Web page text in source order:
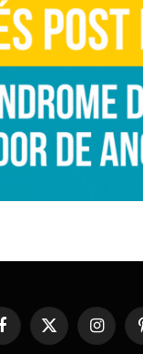
Facebook
X
Instagram